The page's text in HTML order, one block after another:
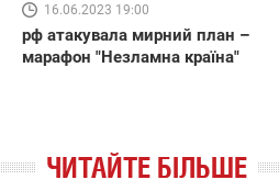
16.06.2023 19:00
рф атакувала мирний план –
марафон "Незламна країна"
ЧИТАЙТЕ БІЛЬШЕ